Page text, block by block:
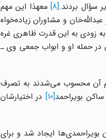
سؤال بردند.[8] معهذا این مهم
و مشاوران زیاده‌خواه
به زودی به این قدرت ظاهری غره
در حمله او و ابواب جمعی وی ـ
حاکم آن محسوب می‌شدند به تصرف
بویراحمد[10] در اختیارشان
اختلاف عمیقی میان بویراحمدی‌ها ایجاد شد و برای